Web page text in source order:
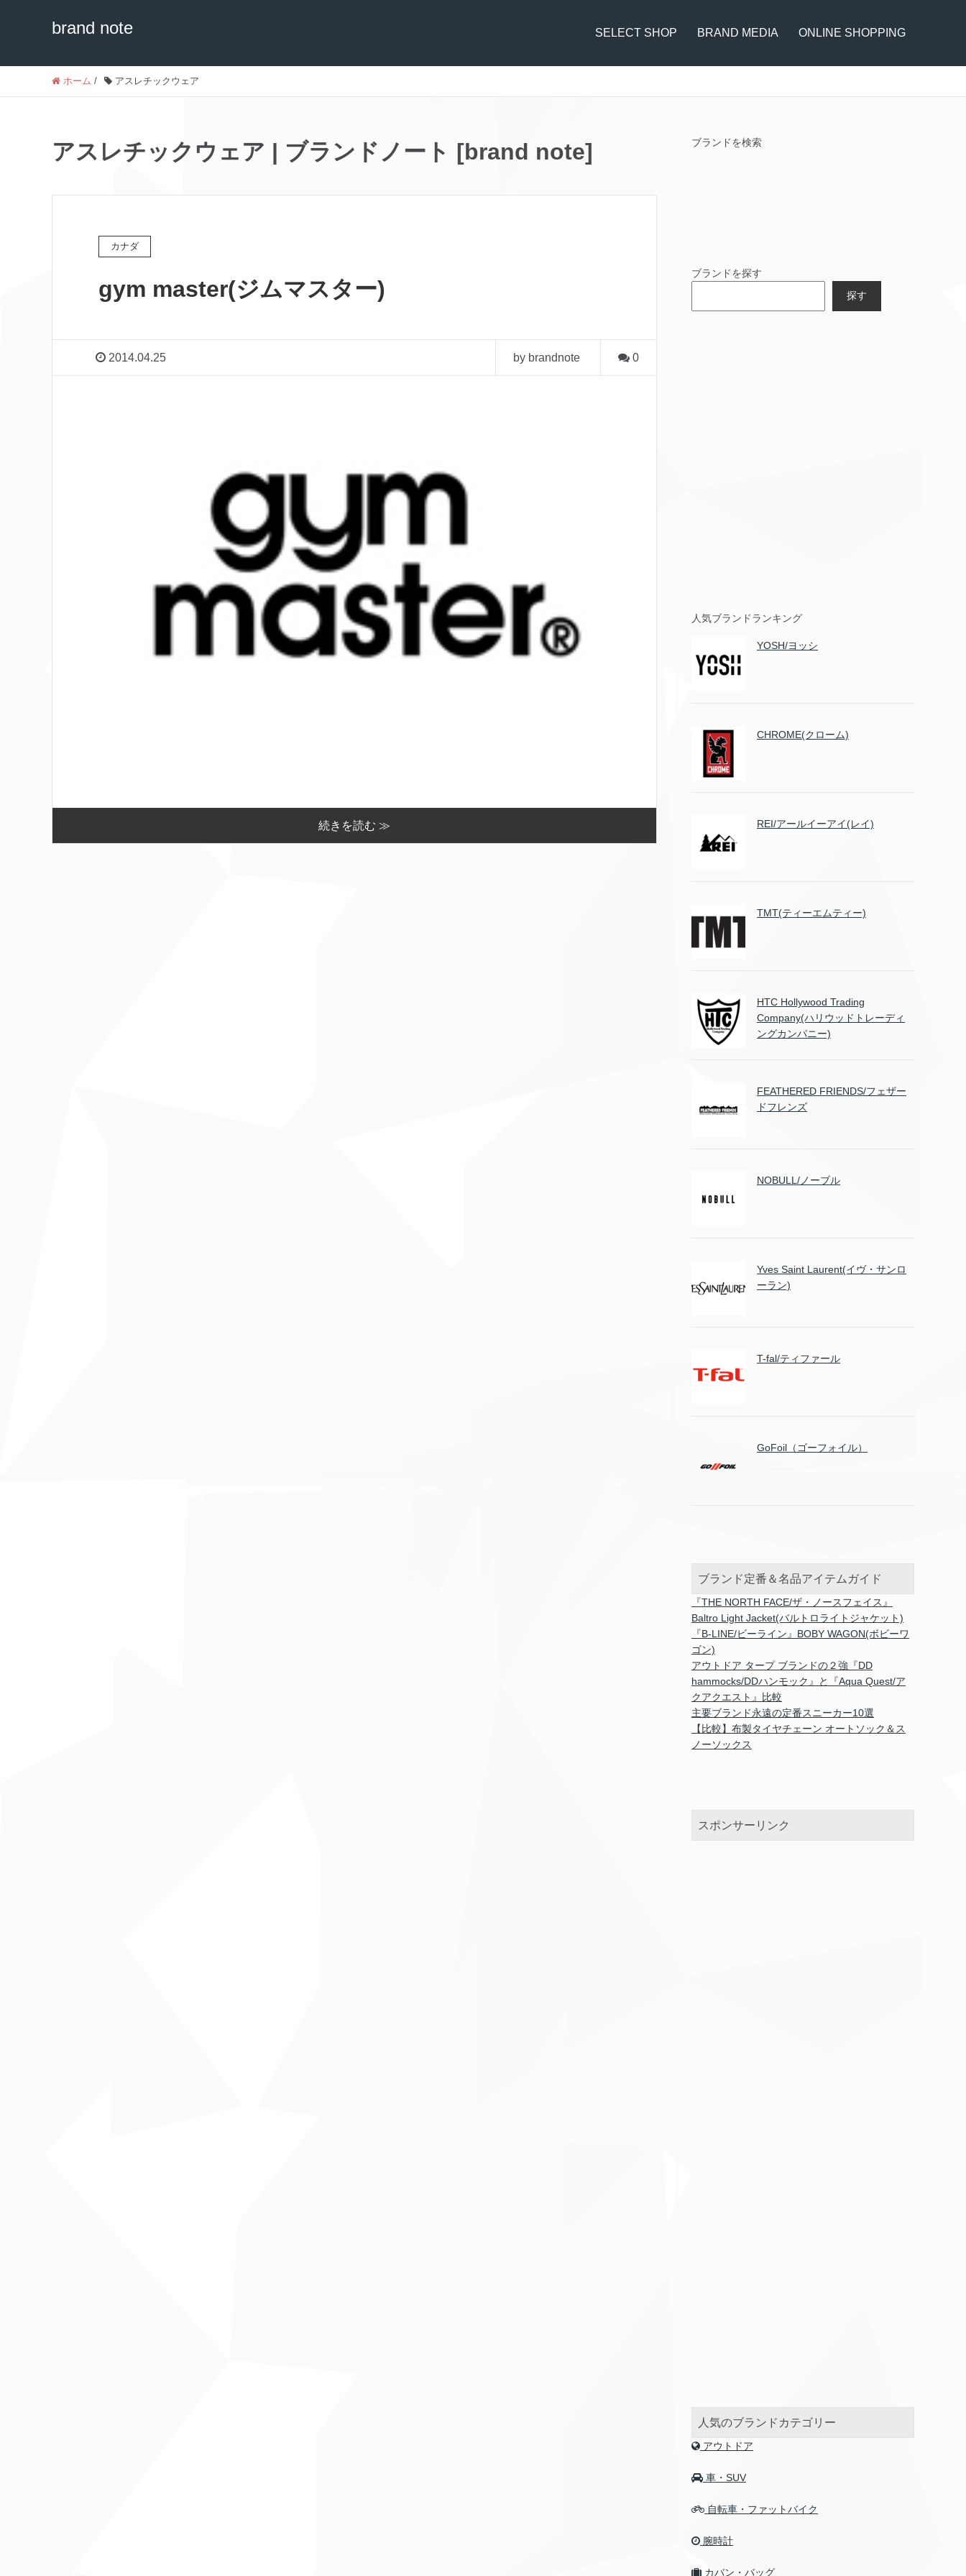
brand note SELECT SHOP BRAND MEDIA ONLINE SHOPPING
ホーム / アスレチックウェア
アスレチックウェア | ブランドノート [brand note]
カナダ
gym master(ジムマスター)
2014.04.25 by brandnote 0
続きを読む ≫
ブランドを検索
ブランドを探す
探す
人気ブランドランキング
YOSH/ヨッシ
CHROME(クローム)
REI/アールイーアイ(レイ)
TMT(ティーエムティー)
HTC Hollywood Trading
Company(ハリウッドトレーディ
ングカンパニー)
FEATHERED FRIENDS/フェザー
ドフレンズ
NOBULL/ノーブル
Yves Saint Laurent(イヴ・サンロ
ーラン)
T-fal/ティファール
GoFoil（ゴーフォイル）
ブランド定番＆名品アイテムガイド
『THE NORTH FACE/ザ・ノースフェイス』
Baltro Light Jacket(バルトロライトジャケット)
『B-LINE/ビーライン』BOBY WAGON(ボビーワ
ゴン)
アウトドア タープ ブランドの２強『DD
hammocks/DDハンモック』と『Aqua Quest/ア
クアクエスト』比較
主要ブランド永遠の定番スニーカー10選
【比較】布製タイヤチェーン オートソック＆ス
ノーソックス
スポンサーリンク
人気のブランドカテゴリー
アウトドア
車・SUV
自転車・ファットバイク
腕時計
カバン・バッグ